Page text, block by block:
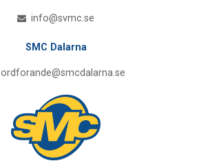
info@svmc.se
SMC Dalarna
ordforande@smcdalarna.se